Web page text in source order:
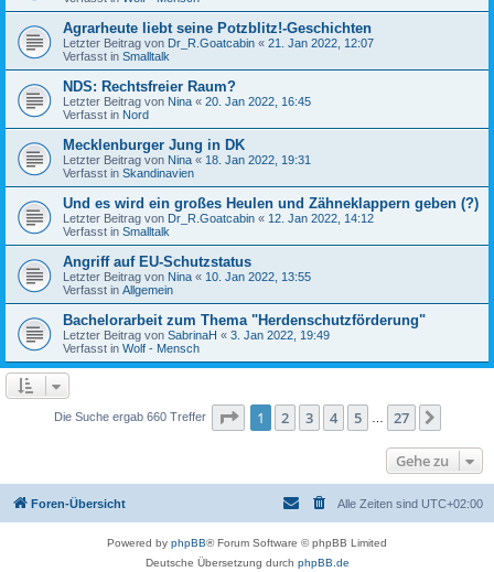
Agrarheute liebt seine Potzblitz!-Geschichten
Letzter Beitrag von Dr_R.Goatcabin « 21. Jan 2022, 12:07
Verfasst in Smalltalk
NDS: Rechtsfreier Raum?
Letzter Beitrag von Nina « 20. Jan 2022, 16:45
Verfasst in Nord
Mecklenburger Jung in DK
Letzter Beitrag von Nina « 18. Jan 2022, 19:31
Verfasst in Skandinavien
Und es wird ein großes Heulen und Zähneklappern geben (?)
Letzter Beitrag von Dr_R.Goatcabin « 12. Jan 2022, 14:12
Verfasst in Smalltalk
Angriff auf EU-Schutzstatus
Letzter Beitrag von Nina « 10. Jan 2022, 13:55
Verfasst in Allgemein
Bachelorarbeit zum Thema "Herdenschutzförderung"
Letzter Beitrag von SabrinaH « 3. Jan 2022, 19:49
Verfasst in Wolf - Mensch
Die Suche ergab 660 Treffer Seite 1von 27
1 2 3 4 5 27
Gehe zu
Foren-Übersicht Alle Zeiten sind UTC+02:00
Powered by phpBB® Forum Software © phpBB Limited
Deutsche Übersetzung durch phpBB.de